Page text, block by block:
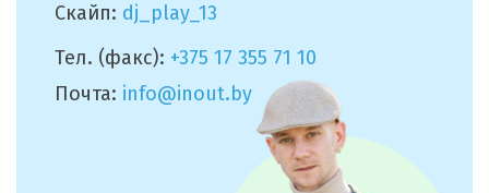
Скайп: dj_play_13
Тел. (факс): +375 17 355 71 10
Почта: info@inout.by